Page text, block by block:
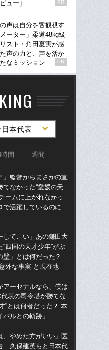
ュー］
PR
の声は自分を客観視す
ーター」柔道48kg級
スト・角田夏実が感
声の力と、声を活か
なミッション
PR
日本代表
時間 週間
」監督からまさかの宣
なかった“愛媛の天
ームに上がれなかっ
で活躍しているのに…
してこい」あの鎌田大
四国の天才少年”がぶ
壁」とは何だった？
外な事実”と現在地
アーセナルなら、僕は
表の司令塔が勝てな
”とは何者だった？ 本
バルとの軌跡」
、やめた方がいい」医
…久保建英らと日本代